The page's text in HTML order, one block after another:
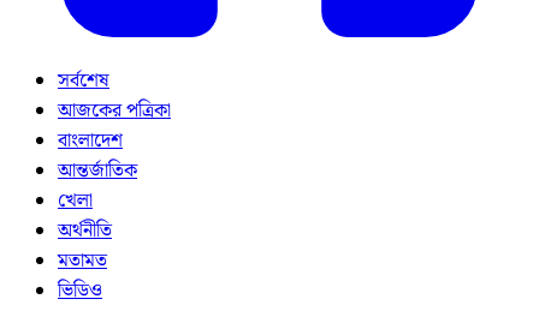
সর্বশেষ
আজকের পত্রিকা
বাংলাদেশ
আন্তর্জাতিক
খেলা
অর্থনীতি
মতামত
ভিডিও